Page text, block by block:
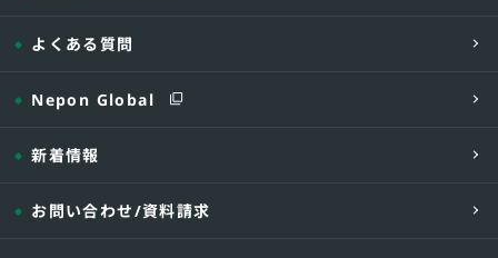
よくある質問
Nepon Global
新着情報
お問い合わせ/資料請求